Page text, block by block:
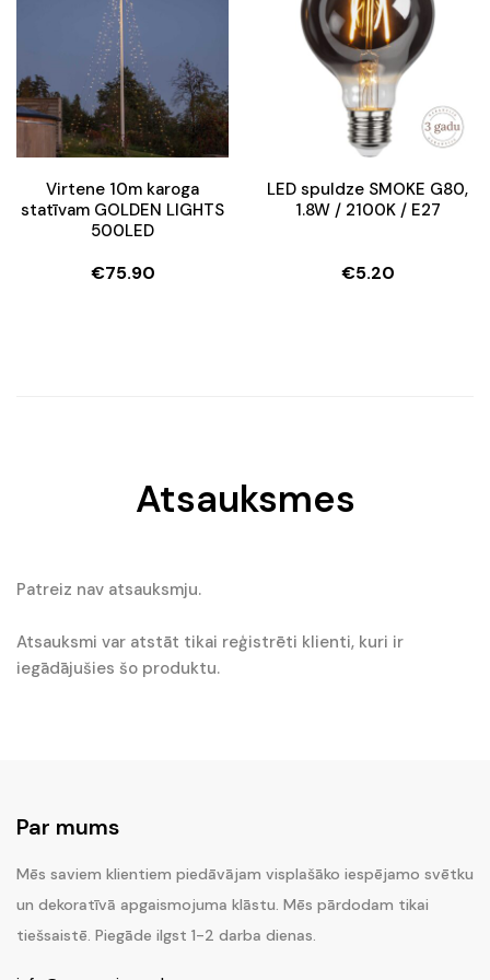
Virtene 10m karoga
statīvam GOLDEN LIGHTS
500LED
€75.90
LED spuldze SMOKE G80,
1.8W / 2100K / E27
€5.20
Atsauksmes
Patreiz nav atsauksmju.
Atsauksmi var atstāt tikai reģistrēti klienti, kuri ir
iegādājušies šo produktu.
Par mums
Mēs saviem klientiem piedāvājam visplašāko iespējamo svētku
un dekoratīvā apgaismojuma klāstu. Mēs pārdodam tikai
tiešsaistē. Piegāde ilgst 1-2 darba dienas.